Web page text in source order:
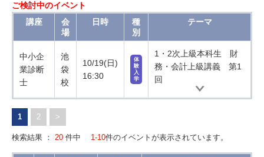
ご検討中のイベント
講座
会
場
日時
種
別
テーマ
中小企
業診断
士
池
袋
校
10/19(日)
16:30
体
験
入
学
1・2次上級本科生 財
務・会計上級講義 第1
回
1 2 >
検索結果 ： 20 件中 1-10件のイベントが表示されています。